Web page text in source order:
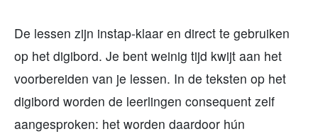
De lessen zijn instap-klaar en direct te gebruiken
op het digibord. Je bent weinig tijd kwijt aan het
voorbereiden van je lessen. In de teksten op het
digibord worden de leerlingen consequent zelf
aangesproken: het worden daardoor hún